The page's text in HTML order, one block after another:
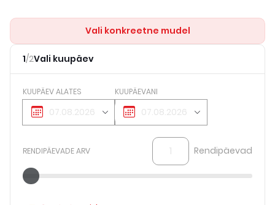
Vali konkreetne mudel
1/2Vali kuupäev
KUUPÄEV ALATES KUUPÄEVANI
RENDIPÄEVADE ARV Rendipäevad